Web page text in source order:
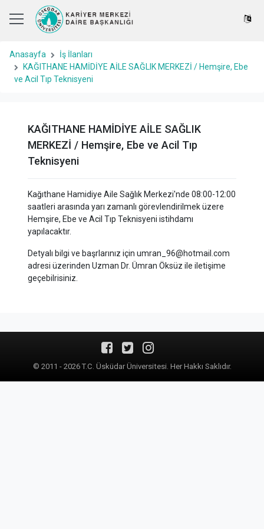
Anasayfa
İş İlanları
KAĞITHANE HAMİDİYE AİLE SAĞLIK MERKEZİ / Hemşire, Ebe
ve Acil Tıp Teknisyeni
KAĞITHANE HAMİDİYE AİLE SAĞLIK
MERKEZİ / Hemşire, Ebe ve Acil Tıp
Teknisyeni
Kağıthane Hamidiye Aile Sağlık Merkezi'nde 08:00-12:00
saatleri arasında yarı zamanlı görevlendirilmek üzere
Hemşire, Ebe ve Acil Tıp Teknisyeni istihdamı
yapılacaktır.
Detyalı bilgi ve başrlarınız için umran_96@hotmail.com
adresi üzerinden Uzman Dr. Ümran Öksüz ile iletişime
geçebilrisiniz.
© 2011 - 2026 T.C. Üsküdar Üniversitesi. Her Hakkı Saklıdır.